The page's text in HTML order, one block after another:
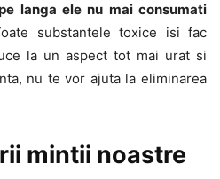
langa ele nu mai consumati
substantele toxice isi fac
la un aspect tot mai urat si
nu te vor ajuta la eliminarea
mintii noastre